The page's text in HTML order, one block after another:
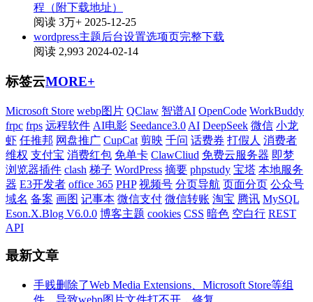
程（附下载地址）
阅读 3万+ 2025-12-25
wordpress主题后台设置选项页完整下载
阅读 2,993 2024-02-14
标签云MORE+
Microsoft Store webp图片 QClaw 智谱AI OpenCode WorkBuddy
frpc frps 远程软件 AI电影 Seedance3.0 AI DeepSeek 微信 小龙
虾 任推邦 网盘推广 CupCat 剪映 千问 话费券 打假人 消费者
维权 支付宝 消费红包 免单卡 ClawCliud 免费云服务器 即梦
浏览器插件 clash 梯子 WordPress 摘要 phpstudy 宝塔 本地服务
器 E3开发者 office 365 PHP 视频号 分页导航 页面分页 公众号
域名 备案 画图 记事本 微信支付 微信转账 淘宝 腾讯 MySQL
Eson.X.Blog V6.0.0 博客主题 cookies CSS 暗色 空白行 REST
API
最新文章
手贱删除了Web Media Extensions、Microsoft Store等组